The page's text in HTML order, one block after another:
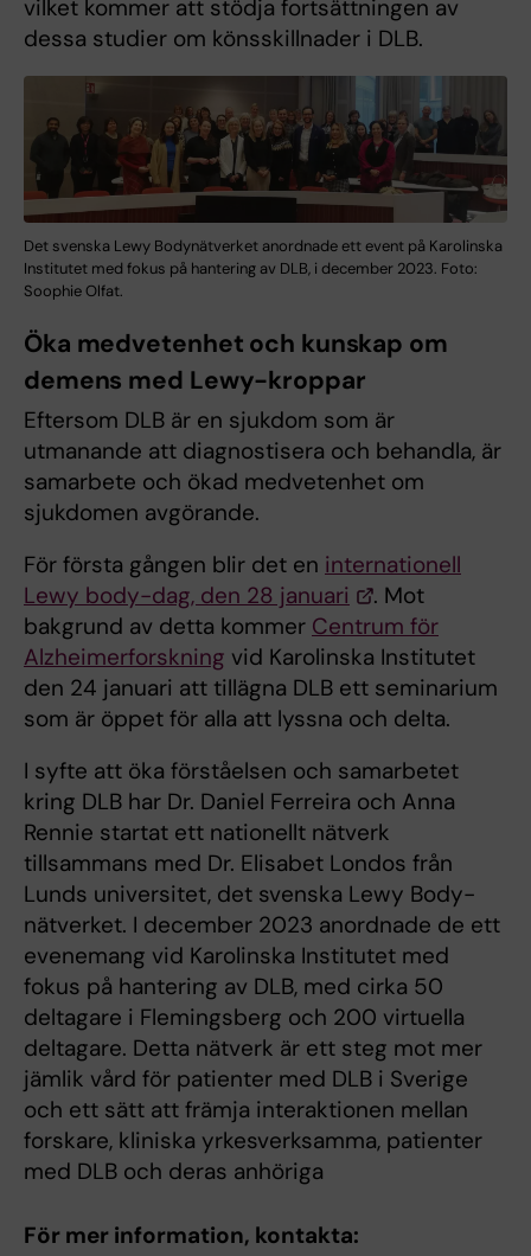
vilket kommer att stödja fortsättningen av
dessa studier om könsskillnader i DLB.
Det svenska Lewy Bodynätverket anordnade ett event på Karolinska
Institutet med fokus på hantering av DLB, i december 2023. Foto:
Soophie Olfat.
Öka medvetenhet och kunskap om
demens med Lewy-kroppar
Eftersom DLB är en sjukdom som är
utmanande att diagnostisera och behandla, är
samarbete och ökad medvetenhet om
sjukdomen avgörande.
För första gången blir det en internationell
Lewy body-dag, den 28 januari
. Mot
bakgrund av detta kommer Centrum för
Alzheimerforskning vid Karolinska Institutet
den 24 januari att tillägna DLB ett seminarium
som är öppet för alla att lyssna och delta.
I syfte att öka förståelsen och samarbetet
kring DLB har Dr. Daniel Ferreira och Anna
Rennie startat ett nationellt nätverk
tillsammans med Dr. Elisabet Londos från
Lunds universitet, det svenska Lewy Body-
nätverket. I december 2023 anordnade de ett
evenemang vid Karolinska Institutet med
fokus på hantering av DLB, med cirka 50
deltagare i Flemingsberg och 200 virtuella
deltagare. Detta nätverk är ett steg mot mer
jämlik vård för patienter med DLB i Sverige
och ett sätt att främja interaktionen mellan
forskare, kliniska yrkesverksamma, patienter
med DLB och deras anhöriga
För mer information, kontakta: